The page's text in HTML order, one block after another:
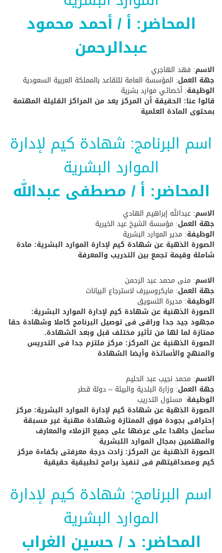
المحاضر: أ / أحمد محمود
عبدالرحمن
الاسم: فهد الهاجري
جهة العمل: المؤسسة العامة للتقاعد بالمملكة العربية السعودية
الوظيفة: أخصائي موارد بشرية
قالوا عنا: الحقيقة أن المركز يعد من المراكز القليلة المهتمة
بمحتوى المادة العلمية
اسم البرنامج: شهادة كيم لإدارة
الموارد البشرية
المحاضر: أ / مصطفى عبدالله
الاسم: عبدالله إبراهيم الهادي
جهة العمل: مؤسسة الشيخ عيد الخيرية
الوظيفة: مدير الموارد البشرية
الصورة الذهية عن شهادة كيم لإدارة الموارد البشرية: مادة
شاملة وقيمة تجمع بين التدريب والمعرفة
الاسم: منى محمد عبد الرحمن
جهة العمل: مايكروسيرف لاسترجاع البيانات
الوظيفة: مديرة التسويق
الصورة الذهنية عن شهادة كيم لإدارة الموارد البشرية:
مجهود جيد جدا وراقى فى توصيل البرنامج كاملا وشهادة حقا
ممتازة لما لها من تأثير مختلف قبل وبعد الشهادة.
الصورة الذهنية عن المركز: مركز ملتزم جدا فى التدريس
والمنهج والأساتذة وأيضا الشهادة
الاسم: محمد نجيب عبد الحليم
جهة العمل: وزارة البلدية والبيئة – دولة قطر
الوظيفة: مسئول التدريب
الصورة الذهية عن شهادة كيم لإدارة الموارد البشرية: مركز
إحترافى بجودة فوق الممتازة وشهادة مهنية غير مسبقة
سأعمل جاهدا على عرضها على جميع الزملاء والمعارف
والمهتمين بمجال الموارد اللبشرية
الصورة الذهنية عن المركز: زادت درجة معرفتى بكفاءة مركز
كيم ومصداقيتهم فى تنفيذ برامج تطبيقية حقيقية
اسم البرنامج: شهادة كيم لإدارة
الموارد البشرية
المحاضر: د / حسين الغراب